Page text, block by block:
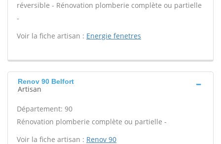
réversible - Rénovation plomberie complète ou partielle
-
Voir la fiche artisan : Energie fenetres
Renov 90 Belfort
Artisan
Département: 90
Rénovation plomberie complète ou partielle -
Voir la fiche artisan : Renov 90